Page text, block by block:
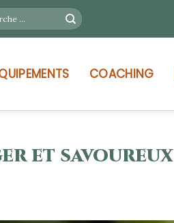
COACHING
et savoureux